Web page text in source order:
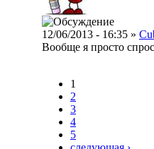
12/06/2013 - 16:35 »
Вообще я просто
1
2
3
4
5